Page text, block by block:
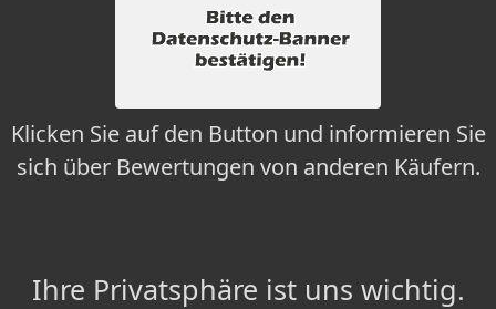
Klicken Sie auf den Button und informieren Sie
sich über Bewertungen von anderen Käufern.
Ihre Privatsphäre ist uns wichtig.